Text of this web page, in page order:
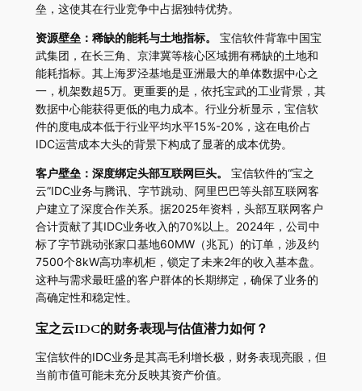
垒，这使其在行业竞争中占据独特优势。
资源壁垒：稀缺的能耗与土地指标。
宝信软件背靠中国宝
武集团，在长三角、京津冀等核心区域拥有稀缺的土地和
能耗指标。其上海罗泾基地是亚洲最大的单体数据中心之
一，机架数超5万。更重要的是，依托宝武的工业背景，其
数据中心能获得更低的电力成本。行业分析显示，宝信软
件的度电成本低于行业平均水平15%-20%，这在电价占
IDC运营成本大头的背景下构成了显著的成本优势。
客户壁垒：深度绑定头部互联网巨头。
宝信软件的“宝之
云”IDC业务与腾讯、字节跳动、阿里巴巴等头部互联网客
户建立了深度合作关系。据2025年资料，头部互联网客户
合计贡献了其IDC业务收入的70%以上。2024年，公司中
标了字节跳动张家口基地60MW（兆瓦）的订单，涉及约
7500个8kW高功率机柜，锁定了未来2年的收入基本盘。
这种与需求最旺盛的客户群体的长期绑定，确保了业务的
高确定性和稳定性。
宝之云IDC的财务表现与估值潜力如何？
宝信软件的IDC业务是其高毛利增长极，财务表现亮眼，但
当前市值可能未充分反映其资产价值。